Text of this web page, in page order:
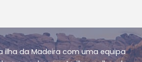
ilha da Madeira com uma equipa